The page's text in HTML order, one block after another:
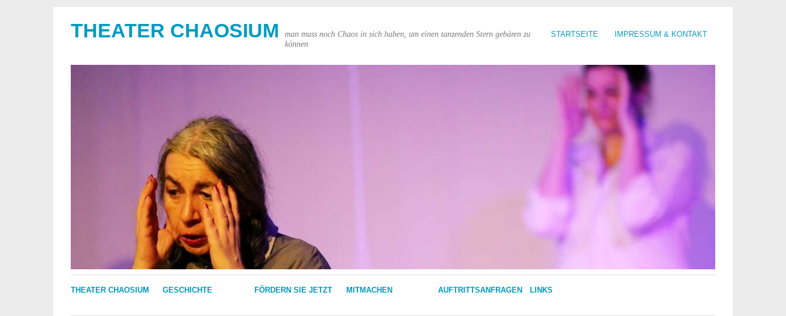
STARTSEITE IMPRESSUM & KONTAKT
THEATER CHAOSIUM
man muss noch Chaos in sich haben, um einen tanzenden Stern gebären zu
können
THEATER CHAOSIUM GESCHICHTE FÖRDERN SIE JETZT MITMACHEN AUFTRITTSANFRAGEN LINKS